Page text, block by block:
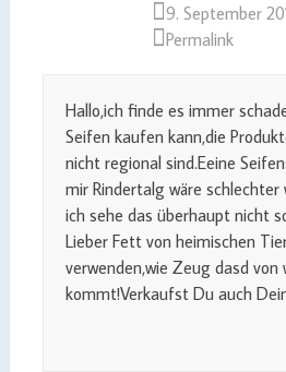
9. September
Permalink
Hallo,ich finde es immer
Seifen kaufen kann,die
nicht regional sind.Eeine
mir Rindertalg wäre
ich sehe das überhaupt nicht
Lieber Fett von heimischen
verwenden,wie Zeug dasd von
kommt!Verkaufst Du auch